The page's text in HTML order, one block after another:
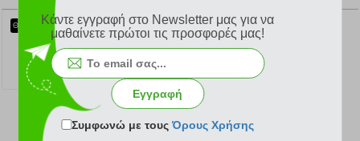
ΘΕΡΜΟΦΟΡΑ ΝΕΡΟΥ FASHY 6530 ΜΕ ΚΑΛΥΜΜΑ FLEECE ΑΝΘΡΑΚΙ (2L) ΘΕΡΜΟΦΟΡΑ ΝΕΡΟΥ FASHY 6530 ΜΕ ΚΑΛΥΜΜΑ FLEECE ΚΟΚΚΙΝΗ (2L)
Κάντε εγγραφή στο Newsletter μας για να
μαθαίνετε πρώτοι τις προσφορές μας!
Εγγραφή
Συμφωνώ με τουςΌρους Χρήσης